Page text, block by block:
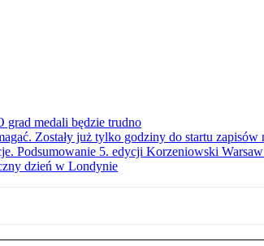
medali będzie trudno
Zostały już tylko godziny do startu zapisów
Podsumowanie 5. edycji Korzeniowski
dzień w Londynie